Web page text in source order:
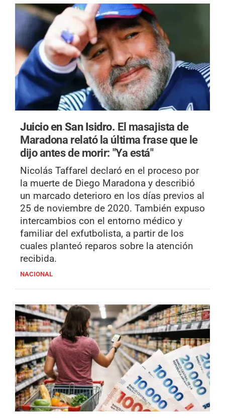
Juicio en San Isidro. El masajista de
Maradona relató la última frase que le
dijo antes de morir: "Ya está"
Nicolás Taffarel declaró en el proceso por
la muerte de Diego Maradona y describió
un marcado deterioro en los días previos al
25 de noviembre de 2020. También expuso
intercambios con el entorno médico y
familiar del exfutbolista, a partir de los
cuales planteó reparos sobre la atención
recibida.
NACIONAL